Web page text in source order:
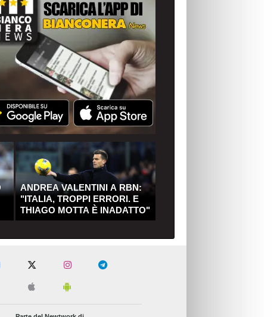
ANDREA VALENTINI A RBN:
"ITALIA, TROPPI ERRORI. E
THIAGO MOTTA È INADATTO"